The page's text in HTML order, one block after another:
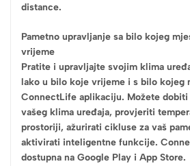
distance.
Pametno upravljanje sa bilo kojeg
vrijeme
Pratite i upravljajte svojim klima
lako u bilo koje vrijeme i s bilo kojeg
ConnectLife aplikaciju. Možete
vašeg klima uređaja, provjeriti
prostoriji, ažurirati cikluse za vaš
aktivirati inteligentne funkcije.
dostupna na Google Play i App Store.